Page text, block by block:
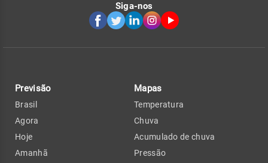
Siga-nos
Previsão
Brasil
Agora
Hoje
Amanhã
Mapas
Temperatura
Chuva
Acumulado de chuva
Pressão